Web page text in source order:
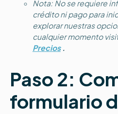
Nota: No se requiere
crédito ni pago para
explorar nuestras
cualquier momento
Precios.
Paso 2:
formulario